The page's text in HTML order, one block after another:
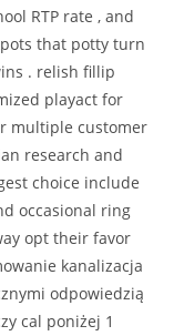
RTP rate , and
that potty turn
. relish fillip
playact for
multiple customer
research and
choice include
occasional ring
opt their favor
kanalizacja
odpowiedzią
cal poniżej 1